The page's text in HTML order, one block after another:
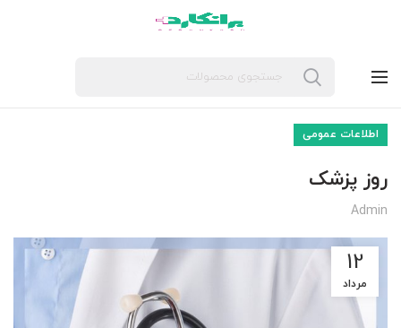
اطلاعات عمومی
روز پزشک
Admin
12
مرداد